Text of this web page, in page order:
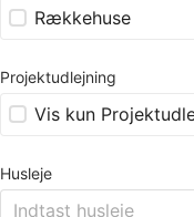
Rækkehuse
Projektudlejning
Vis kun
Husleje